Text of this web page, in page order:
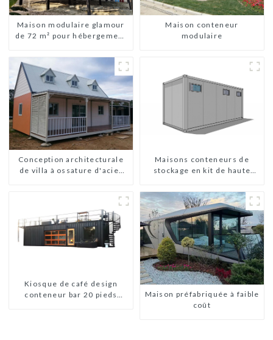
Maison modulaire glamour
de 72 m² pour hébergement
Maison conteneur
modulaire
Conception architecturale
de villa à ossature d'acier
Maisons conteneurs de
stockage en kit de haute
préfabriqués prêts à être
installés
Kiosque de café design
conteneur bar 20 pieds
Maison préfabriquée à faible
coût